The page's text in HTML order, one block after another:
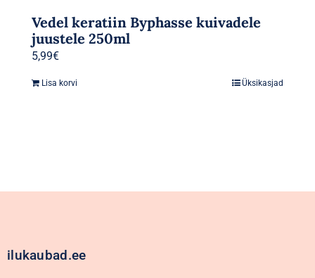
Vedel keratiin Byphasse kuivadele
juustele 250ml
5,99€
Lisa korvi Üksikasjad
ilukaubad.ee